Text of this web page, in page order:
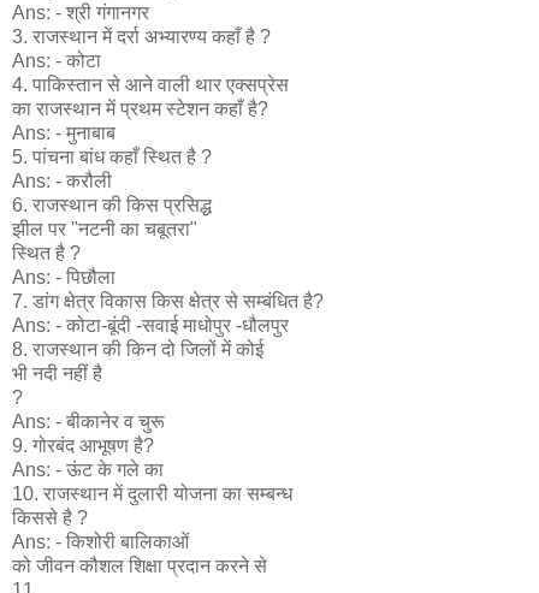
Ans: - श्री गंगानगर
3. राजस्थान में दर्रा अभ्यारण्य कहाँ है ?
Ans: - कोटा
4. पाकिस्तान से आने वाली थार एक्सप्रेस
का राजस्थान में प्रथम स्टेशन कहाँ है?
Ans: - मुनाबाब
5. पांचना बांध कहाँ स्थित है ?
Ans: - करौली
6. राजस्थान की किस प्रसिद्ध
झील पर "नटनी का चबूतरा"
स्थित है ?
Ans: - पिछौला
7. डांग क्षेत्र विकास किस क्षेत्र से सम्बंधित है?
Ans: - कोटा-बूंदी -सवाई माधोपुर -धौलपुर
8. राजस्थान की किन दो जिलों में कोई
भी नदी नहीं है
?
Ans: - बीकानेर व चुरू
9. गोरबंद आभूषण है?
Ans: - ऊंट के गले का
10. राजस्थान में दुलारी योजना का सम्बन्ध
किससे है ?
Ans: - किशोरी बालिकाओं
को जीवन कौशल शिक्षा प्रदान करने से